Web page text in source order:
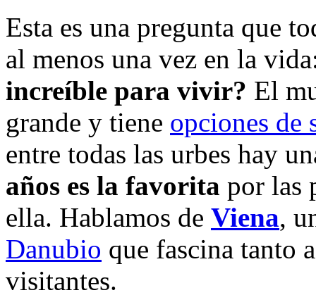
Esta es una pregunta que
al menos una vez en la
increíble para vivir? El
grande y tiene opciones de
entre todas las urbes hay
años es la favorita por las
ella. Hablamos de Viena,
Danubio que fascina tanto
visitantes.